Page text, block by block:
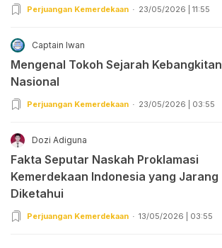
Perjuangan Kemerdekaan 23/05/2026 | 11:55
Captain Iwan
Mengenal Tokoh Sejarah Kebangkitan
Nasional
Perjuangan Kemerdekaan 23/05/2026 | 03:55
Dozi Adiguna
Fakta Seputar Naskah Proklamasi
Kemerdekaan Indonesia yang Jarang
Diketahui
Perjuangan Kemerdekaan 13/05/2026 | 03:55